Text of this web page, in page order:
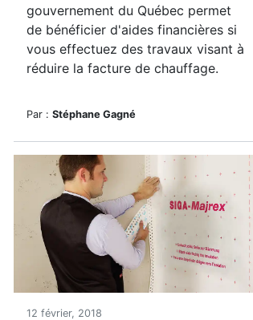
gouvernement du Québec permet
de bénéficier d'aides financières si
vous effectuez des travaux visant à
réduire la facture de chauffage.
Par : Stéphane Gagné
12 février, 2018